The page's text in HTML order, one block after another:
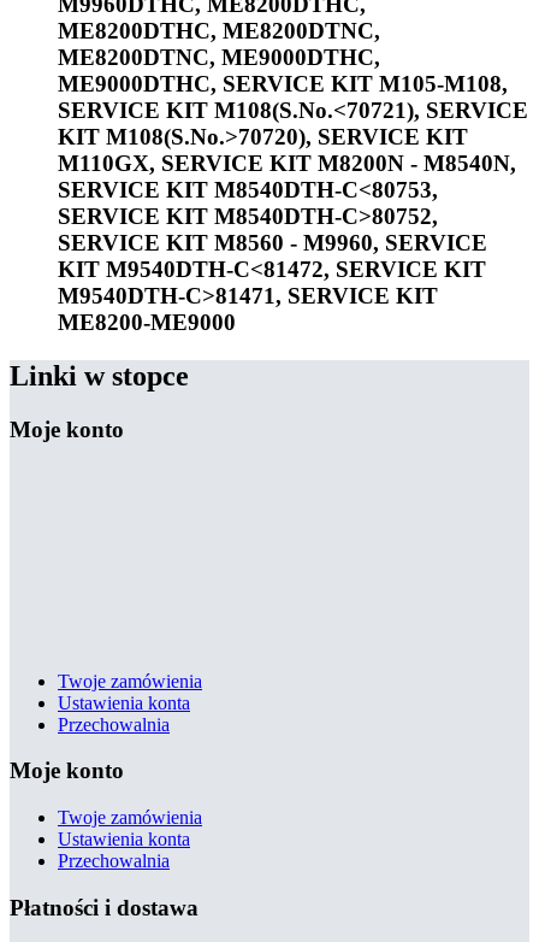
ME8200DTHC, ME8200DTNC,
ME8200DTNC, ME9000DTHC,
ME9000DTHC, SERVICE KIT M105-M108,
SERVICE KIT M108(S.No.<70721), SERVICE
KIT M108(S.No.>70720), SERVICE KIT
M110GX, SERVICE KIT M8200N - M8540N,
SERVICE KIT M8540DTH-C<80753,
SERVICE KIT M8540DTH-C>80752,
SERVICE KIT M8560 - M9960, SERVICE
KIT M9540DTH-C<81472, SERVICE KIT
M9540DTH-C>81471, SERVICE KIT
ME8200-ME9000
Linki w stopce
Moje konto
Twoje zamówienia
Ustawienia konta
Przechowalnia
Moje konto
Twoje zamówienia
Ustawienia konta
Przechowalnia
Płatności i dostawa